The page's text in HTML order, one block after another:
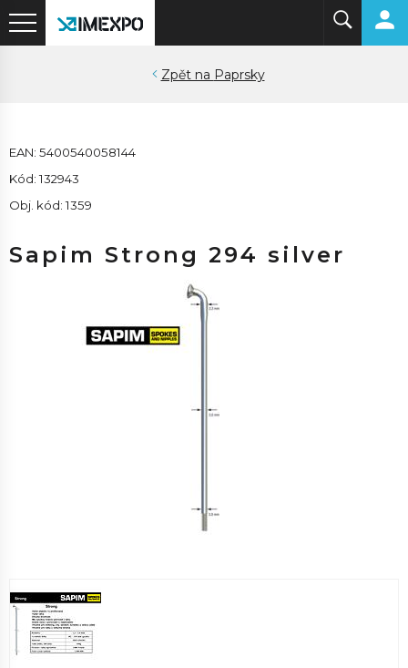
Paprsky
EAN: 5400540058144
Kód: 132943
Obj. kód: 1359
Sapim Strong 294 silver